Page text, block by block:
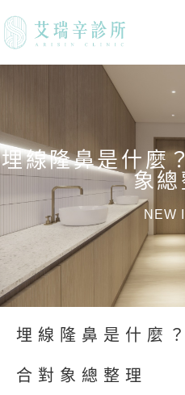
埋線隆鼻是什麼
象總
NEW
埋線隆鼻是什麼
合對象總整理